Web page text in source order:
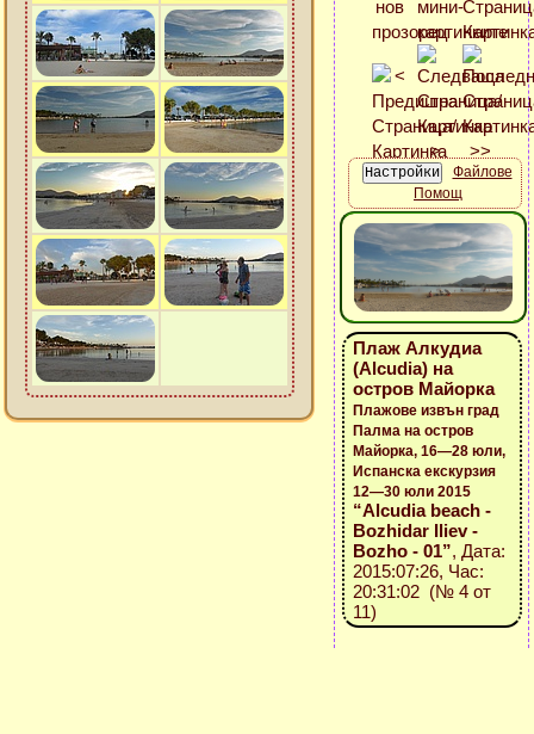
Файлове
Помощ
Плаж Алкудиа
(Alcudia) на
остров Майорка
Плажове извън град
Палма на остров
Майорка, 16—28 юли,
Испанска екскурзия
12—30 юли 2015
“Alcudia beach -
Bozhidar Iliev -
Bozho - 01”, Дата:
2015:07:26, Час:
20:31:02 (№ 4 от
11)